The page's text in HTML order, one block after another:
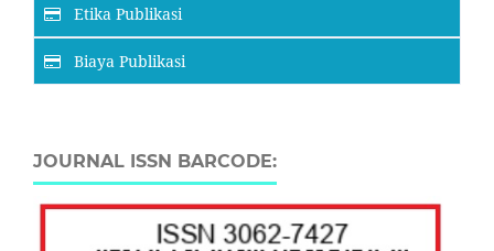
Etika Publikasi
Biaya Publikasi
JOURNAL ISSN BARCODE: